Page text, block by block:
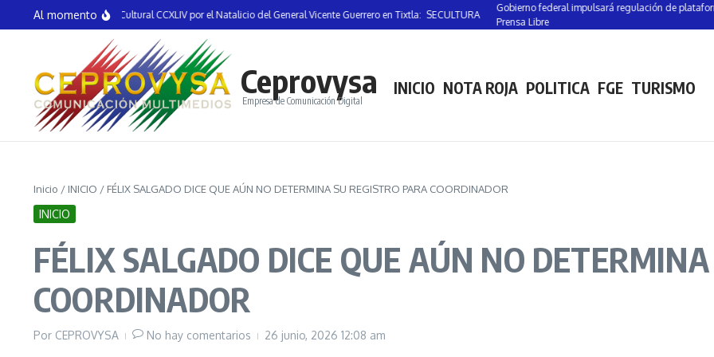
Saltar al contenido
Al momento
la Semana Cultural CCXLIV por el Natalicio del General Vicente Guerrero en Tixtla: SECULTURA
Gobierno federal impulsará regulación de plataformas
Prensa Libre
Ceprovysa
Empresa de Comunicación Digital
INICIO NOTA ROJA POLITICA FGE TURISMO
Inicio / INICIO / FÉLIX SALGADO DICE QUE AÚN NO DETERMINA SU REGISTRO PARA COORDINADOR
INICIO
FÉLIX SALGADO DICE QUE AÚN NO
COORDINADOR
Por CEPROVYSA No hay comentarios 26 junio, 2026 12:08 am